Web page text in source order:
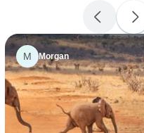
M Morgan